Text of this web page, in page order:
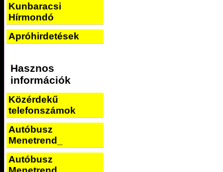
Kunbaracsi
Hírmondó
Apróhirdetések
Hasznos
információk
Közérdekű
telefonszámok
Autóbusz
Menetrend_
Autóbusz